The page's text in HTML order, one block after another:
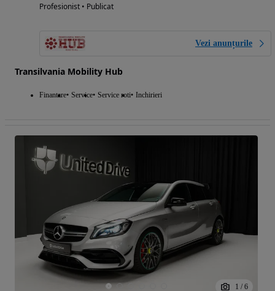
Profesionist • Publicat
Vezi anunțurile
Transilvania Mobility Hub
Finantare Service Service roti Inchirieri
1 / 6